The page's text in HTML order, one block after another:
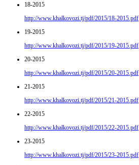
18-2015
http://www.khalkovozi.tj/pdf/2015/18-2015.pdf
19-2015
http://www.khalkovozi.tj/pdf/2015/19-2015.pdf
20-2015
http://www.khalkovozi.tj/pdf/2015/20-2015.pdf
21-2015
http://www.khalkovozi.tj/pdf/2015/21-2015.pdf
22-2015
http://www.khalkovozi.tj/pdf/2015/22-2015.pdf
23-2015
http://www.khalkovozi.tj/pdf/2015/23-2015.pdf